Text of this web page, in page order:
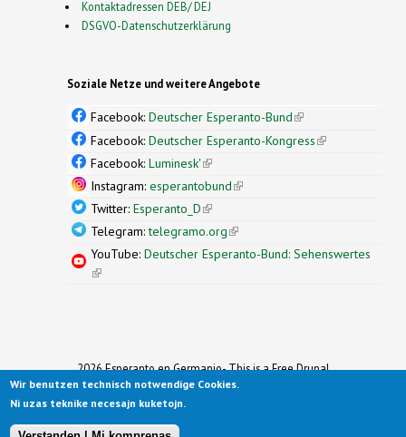
Kontaktadressen DEB/ DEJ
DSGVO-Datenschutzerklärung
Soziale Netze und weitere Angebote
Facebook: Deutscher Esperanto-Bund(link is
external)
Facebook: Deutscher Esperanto-Kongress(link is
Facebook: Luminesk'(link is external)
Instagram: esperantobund(link is external)
Twitter: Esperanto_D(link is external)
Telegram:telegramo.org(link is external)
YouTube: Deutscher Esperanto-Bund: Sehenswertes
(link is external)
2026 Esperanto en Germanio- This is a Free Drupal
Theme
Ported to Drupal for the Open Source Community by
Original design by
Wir benutzen technisch notwendige Cookies.
Ni uzas teknike necesajn kuketojn.